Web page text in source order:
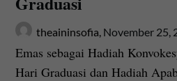
theaininsofia, November 25,
Emas sebagai Hadiah
Hari Graduasi dan Hadiah